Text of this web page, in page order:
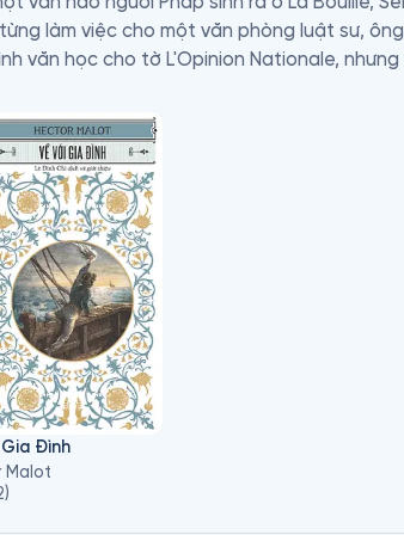
làm việc cho một văn phòng luật sư,
văn học cho tờ L'Opinion Nationale,
tiếng với những tác phẩm giàu tính giáo
này đã trở thành người bạn thân thiết
phim, xứng đáng là những kiệt tác của nhân
quan sát tinh thế, am hiểu tâm lí trẻ thơ,
tâm giữa con người với con người, nghị lực
Gia Đình
Malot
)